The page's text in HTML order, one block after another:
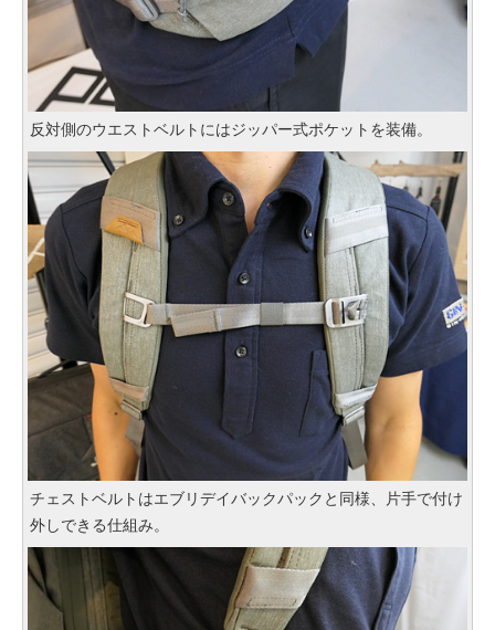
反対側のウエストベルトにはジッパー式ポケットを装備。
チェストベルトはエブリデイバックパックと同様、片手で付け
外しできる仕組み。